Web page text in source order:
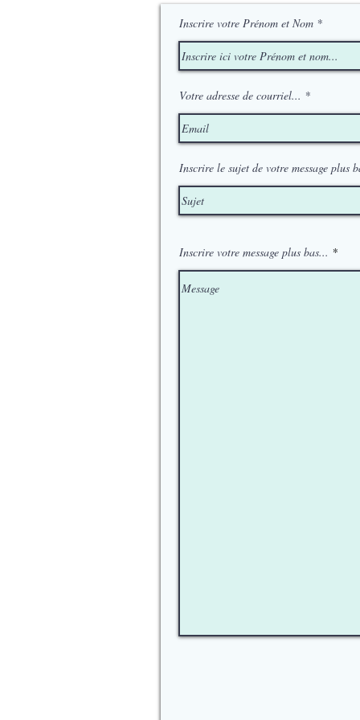
Inscrire votre Prénom et Nom
Votre adresse de courriel...
Inscrire le sujet de votre message plus
Inscrire votre message plus bas...